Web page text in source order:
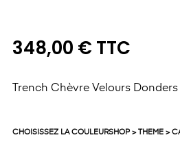
348,00 € TTC
Trench Chèvre Velours Donders
CHOISISSEZ LA COULEURSHOP > THEME >